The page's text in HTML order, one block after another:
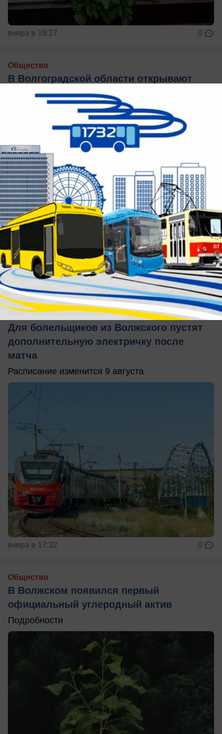
вчера в 19:27 0
Общество
В Волгоградской области открывают
охоту на барсука
Добыть разрешат лишь 11 животных
вчера в 18:32 0
Общество
Для болельщиков из Волжского пустят
дополнительную электричку после
матча
Расписание изменится 9 августа
вчера в 17:32 0
Общество
В Волжском появился первый
официальный углеродный актив
Подробности